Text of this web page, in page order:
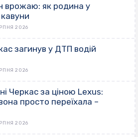
врожаю: як родина у
2026
загинув у ДТП водій
2026
Черкас за ціною Lexus:
просто переїхала –
2026